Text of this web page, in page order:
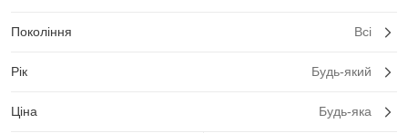
Покоління Всі
Рік Будь-який
Ціна Будь-яка